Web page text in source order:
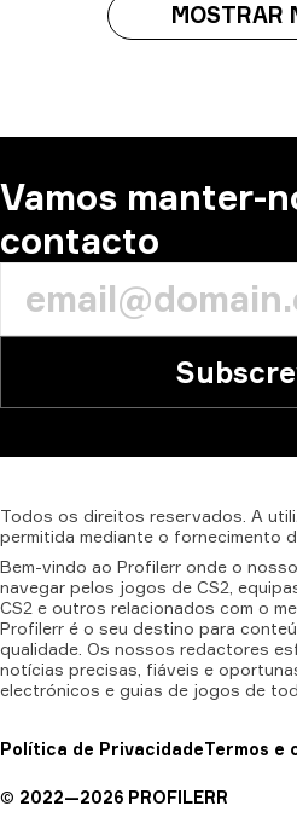
MOSTRAR
Vamos manter-
contacto
Todos os direitos reservados. A
permitida mediante o fornecimento
Bem-vindo ao Profilerr onde o
navegar pelos jogos de CS2,
CS2 e outros relacionados com o
Profilerr é o seu destino para
qualidade. Os nossos redactores
notícias precisas, fiáveis e
electrónicos e guias de jogos de
Política de PrivacidadeTermos e
© 2022—2026 PROFILERR